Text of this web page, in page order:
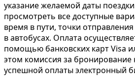
указание желаемой даты
просмотреть все доступные
время в пути, точки
в автобусах. Оплата
помощью банковских карт Visa
этом комиссия за бронирование
успешной оплаты электронный